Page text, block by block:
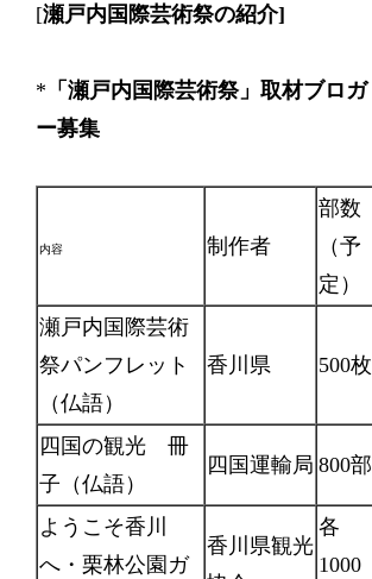
[瀬戸内国際芸術祭の紹介]
* 「瀬戸内国際芸術祭」取材ブロガ
ー募集
内容 制作者
部数
（予
定）
瀬戸内国際芸術
祭パンフレット
（仏語）
香川県 500枚
四国の観光 冊
子（仏語）
四国運輸局 800部
ようこそ香川
へ・栗林公園ガ
香川県観光
各
1000